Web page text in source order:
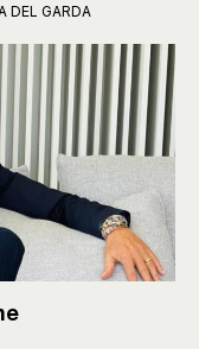
DEL GARDA